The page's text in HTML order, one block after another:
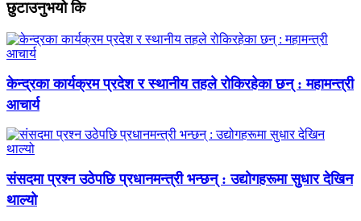
छुटाउनुभयो कि
केन्द्रका कार्यक्रम प्रदेश र स्थानीय तहले रोकिरहेका छन् : महामन्त्री
आचार्य
संसदमा प्रश्न उठेपछि प्रधानमन्त्री भन्छन् : उद्योगहरूमा सुधार देखिन
थाल्यो